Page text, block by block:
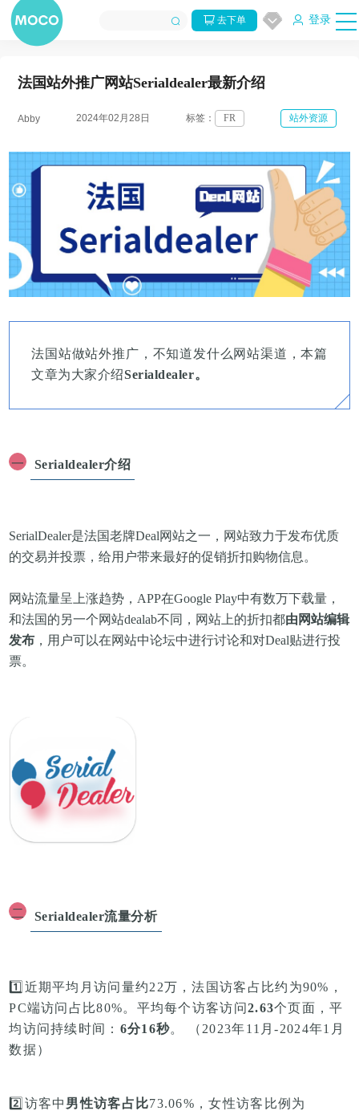
去下单 登录
法国站外推广网站Serialdealer最新介绍
Abby 2024年02月28日 标签： FR 站外资源
法国站做站外推广，不知道发什么网站渠道 ，本篇
文章为大家介绍Serialdealer。
一 Serialdealer介绍
SerialDealer是法国老牌Deal网站之一，网站致力于发布优质
的交易并投票，给用户带来最好的促销折扣购物信息 。
网站流量呈上涨趋势，APP在Google Play中有数万下载量 ，
和法国的另一个网站dealab不同， 网站上的折扣都由网站编辑
发布 ，用户可以在网站中论坛中进行讨论和对Deal贴进行投
票。
二 Serialdealer流量分析
1️⃣近期平均月访问量约22万，法国访客占比约为90%，
PC端访问占比80%。平均每个访客访问2.63个页面，平
均访问持续时间： 6分16秒。 （2023年11月-2024年1月
数据）
2️⃣ 访客中 男性访客占比73.06%，女性访客比例为